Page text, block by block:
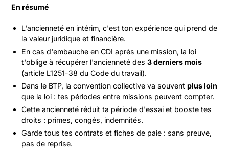
En résumé
L'ancienneté en intérim, c'est ton expérience qui prend de
la valeur juridique et financière.
En cas d'embauche en CDI après une mission, la loi
t'oblige à récupérer l'ancienneté des3 derniers mois
(article L1251-38 du Code du travail).
Dans le BTP, la convention collective va souventplus loin
que la loi : tes périodes entre missions peuvent compter.
Cette ancienneté réduit ta période d'essai et booste tes
droits : primes, congés, indemnités.
Garde tous tes contrats et fiches de paie : sans preuve,
pas de reprise.